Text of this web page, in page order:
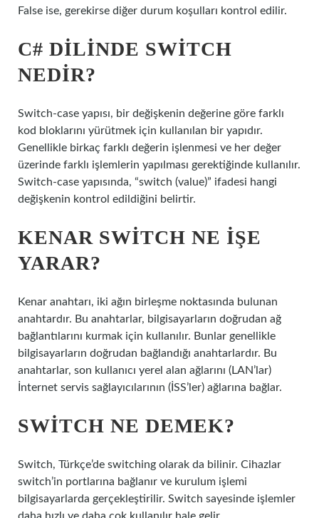
False ise, gerekirse diğer durum koşulları kontrol edilir.
C# DILINDE SWITCH
NEDIR?
Switch-case yapısı, bir değişkenin değerine göre farklı
kod bloklarını yürütmek için kullanılan bir yapıdır.
Genellikle birkaç farklı değerin işlenmesi ve her değer
üzerinde farklı işlemlerin yapılması gerektiğinde kullanılır.
Switch-case yapısında, “switch (value)” ifadesi hangi
değişkenin kontrol edildiğini belirtir.
KENAR SWITCH NE IŞE
YARAR?
Kenar anahtarı, iki ağın birleşme noktasında bulunan
anahtardır. Bu anahtarlar, bilgisayarların doğrudan ağ
bağlantılarını kurmak için kullanılır. Bunlar genellikle
bilgisayarların doğrudan bağlandığı anahtarlardır. Bu
anahtarlar, son kullanıcı yerel alan ağlarını (LAN’lar)
İnternet servis sağlayıcılarının (İSS’ler) ağlarına bağlar.
SWITCH NE DEMEK?
Switch, Türkçe’de switching olarak da bilinir. Cihazlar
switch’in portlarına bağlanır ve kurulum işlemi
bilgisayarlarda gerçekleştirilir. Switch sayesinde işlemler